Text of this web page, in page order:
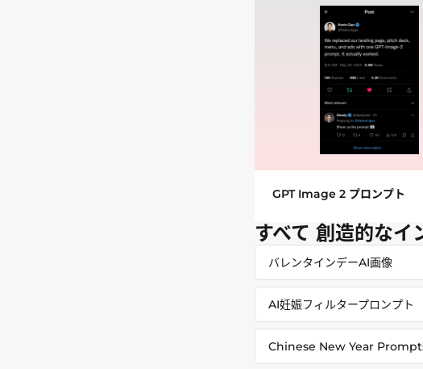
GPT Image 2 プロンプト
すべて 創造的なイ
バレンタインデーAI画像
AI妊娠フィルタープロンプト
Chinese New Year